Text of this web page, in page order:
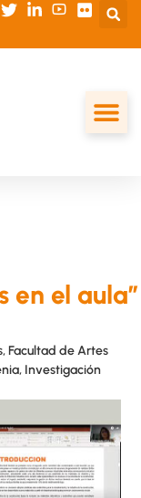
en el aula”
,Facultad de Artes
, Investigación